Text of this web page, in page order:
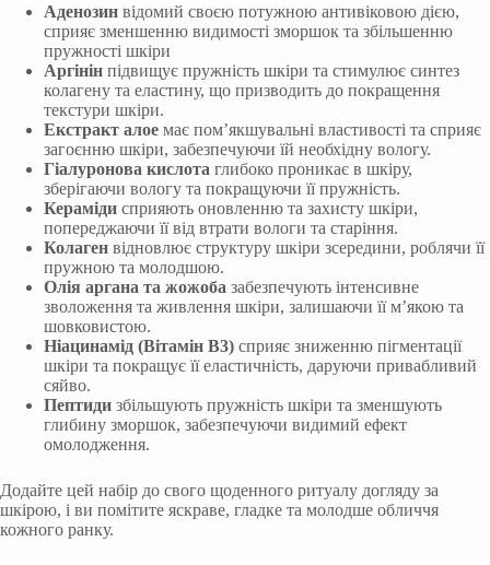
Аденозин відомий своєю потужною антивіковою дією,
сприяє зменшенню видимості зморшок та збільшенню
пружності шкіри
Аргінін підвищує пружність шкіри та стимулює синтез
колагену та еластину, що призводить до покращення
текстури шкіри.
Екстракт алое має пом’якшувальні властивості та сприяє
загоєнню шкіри, забезпечуючи їй необхідну вологу.
Гіалуронова кислота глибоко проникає в шкіру,
зберігаючи вологу та покращуючи її пружність.
Кераміди сприяють оновленню та захисту шкіри,
попереджаючи її від втрати вологи та старіння.
Колаген відновлює структуру шкіри зсередини, роблячи її
пружною та молодшою.
Олія аргана та жожоба забезпечують інтенсивне
зволоження та живлення шкіри, залишаючи її м’якою та
шовковистою.
Ніацинамід (Вітамін B3) сприяє зниженню пігментації
шкіри та покращує її еластичність, даруючи привабливий
сяйво.
Пептиди збільшують пружність шкіри та зменшують
глибину зморшок, забезпечуючи видимий ефект
омолодження.
Додайте цей набір до свого щоденного ритуалу догляду за
шкірою, і ви помітите яскраве, гладке та молодше обличчя
кожного ранку.